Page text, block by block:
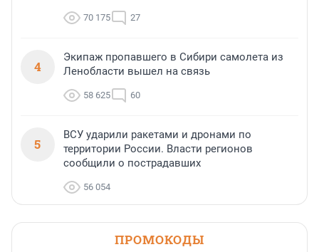
70 175 27
4
Экипаж пропавшего в Сибири самолета из
Ленобласти вышел на связь
58 625 60
5
ВСУ ударили ракетами и дронами по
территории России. Власти регионов
сообщили о пострадавших
56 054
ПРОМОКОДЫ